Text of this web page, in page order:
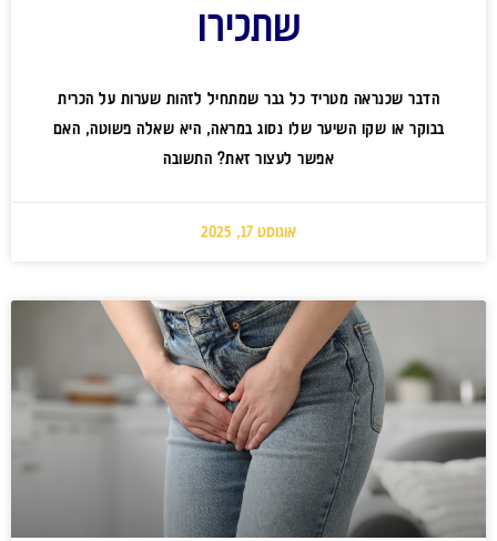
שתכירו
הדבר שכנראה מטריד כל גבר שמתחיל לזהות שערות על הכרית
בבוקר או שקו השיער שלו נסוג במראה, היא שאלה פשוטה, האם
אפשר לעצור זאת? התשובה
אוגוסט 17, 2025